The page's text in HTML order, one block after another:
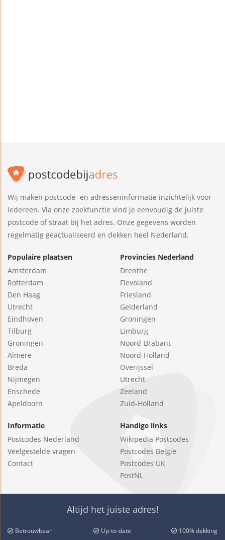
Wij maken postcode- en adresseninformatie inzichtelijk voor
iedereen. Via onze zoekfunctie vind je eenvoudig de juiste
postcode of straat bij het adres. Onze gegevens worden
regelmatig geactualiseerd en dekken heel Nederland.
Populaire plaatsen
Amsterdam
Rotterdam
Den Haag
Utrecht
Eindhoven
Tilburg
Groningen
Almere
Breda
Nijmegen
Enschede
Apeldoorn
Provincies Nederland
Drenthe
Flevoland
Friesland
Gelderland
Groningen
Limburg
Noord-Brabant
Noord-Holland
Overijssel
Utrecht
Zeeland
Zuid-Holland
Informatie
Postcodes Nederland
Veelgestelde vragen
Contact
Handige links
Wikipedia Postcodes
Postcodes België
Postcodes UK
PostNL
Altijd het juiste adres!
Betrouwbaar Up-to-date 100% dekking